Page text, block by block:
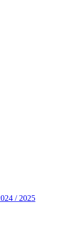
/ 2025